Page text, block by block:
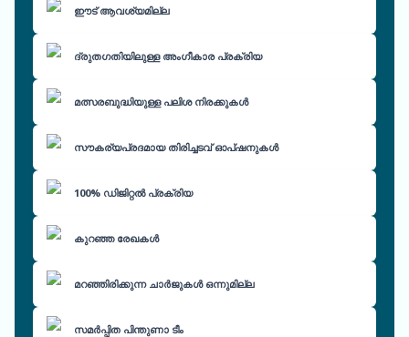
ഈട് ആവശ്യമില്ല
ദ്രുതഗതിയിലുള്ള അംഗീകാര പ്രക്രിയ
മത്സരബുദ്ധിയുള്ള പലിശ നിരക്കുകൾ
സൗകര്യപ്രദമായ തിരിച്ചടവ് ഓപ്ഷനുകൾ
100% ഡിജിറ്റൽ പ്രക്രിയ
കുറഞ്ഞ രേഖകൾ
മറഞ്ഞിരിക്കുന്ന ചാർജുകൾ ഒന്നുമില്ല
സമർപ്പിത പിന്തുണാ ടീം